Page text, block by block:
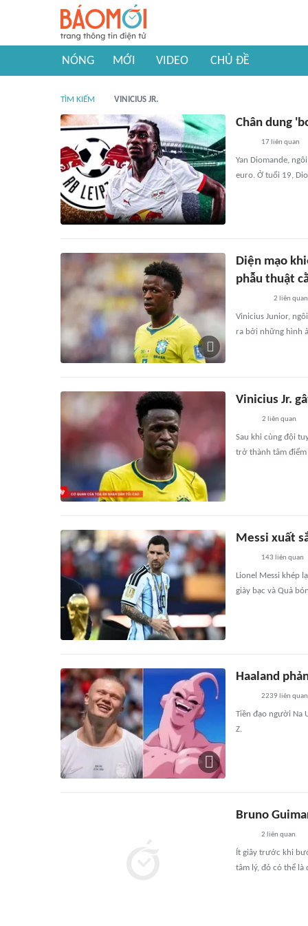
NÓNG MỚI VIDEO CHỦ ĐỀ
TÌM KIẾM VINICIUS JR.
Chân dung
17liên quan
Yan Diomande,
euro. Ở tuổi 19,
Diện mạo
phẫu thuật
2 liên quan
Vinicius Junior,
ra bởi những hình
Vinicius Jr.
2 liên quan
Sau khi cùng đội
trở thành tâm
Messi xuất
143 liên quan
Lionel Messi khép
giày bạc và Quả
Haaland
2239 liên quan
Tiền đạo người Na
Z.
Bruno
2 liên quan
Ít giây trước khi
tâm lý, đó có thể là